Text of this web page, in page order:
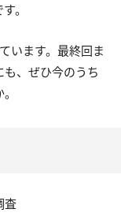
。
います。最終回ま
、ぜひ今のうち
査